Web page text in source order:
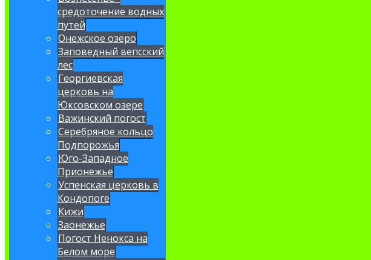
средоточение водных
путей
Онежское озеро
Заповедный вепсский
лес
Георгиевская
церковь на
Юксовском озере
Важинский погост
Серебряное кольцо
Подпорожья
Юго-Западное
Прионежье
Успенская церковь в
Кондопоге
Кижи
Заонежье
Погост Ненокса на
Белом море